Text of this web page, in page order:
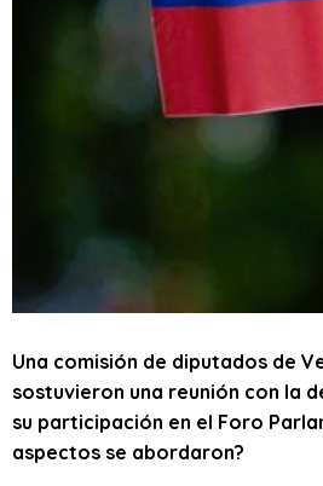
Una comisión de diputados de
sostuvieron una reunión con la
su participación en el Foro
aspectos se abordaron?